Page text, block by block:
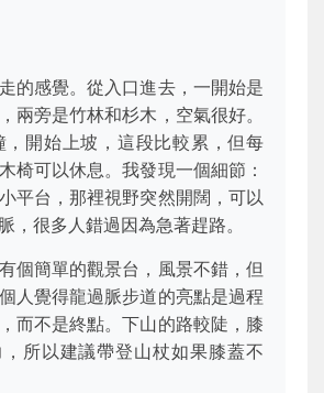
的感覺。從入口進去，一開始是
兩旁是竹林和杉木，空氣很好。
開始上坡，這段比較累，但每
椅可以休息。我發現一個細節：
平台，那裡視野突然開闊，可以
，很多人錯過因為急著趕路。
個簡單的觀景台，風景不錯，但
人覺得龍過脈步道的亮點是過程
而不是終點。下山的路較陡，膝
所以建議帶登山杖如果膝蓋不